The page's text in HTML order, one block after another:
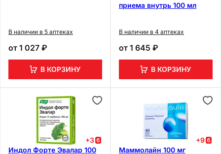
В наличии в 5 аптеках
от 1 027 ₽
В КОРЗИНУ
приема внутрь 100 мл
В наличии в 4 аптеках
от 1 645 ₽
В КОРЗИНУ
+3
Индол Форте Эвалар 100
+9
Маммолайн 100 мг